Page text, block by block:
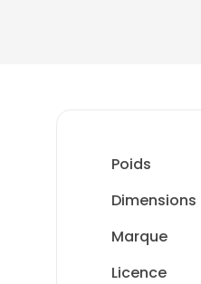
Poids
Dimensions
Marque
Licence